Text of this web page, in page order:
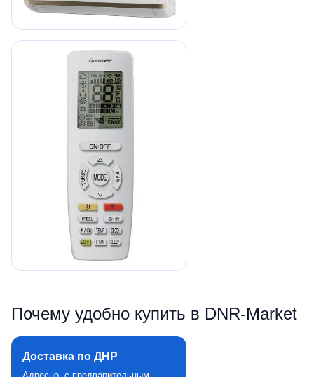
Почему удобно купить в DNR‑Market
Доставка по ДНР